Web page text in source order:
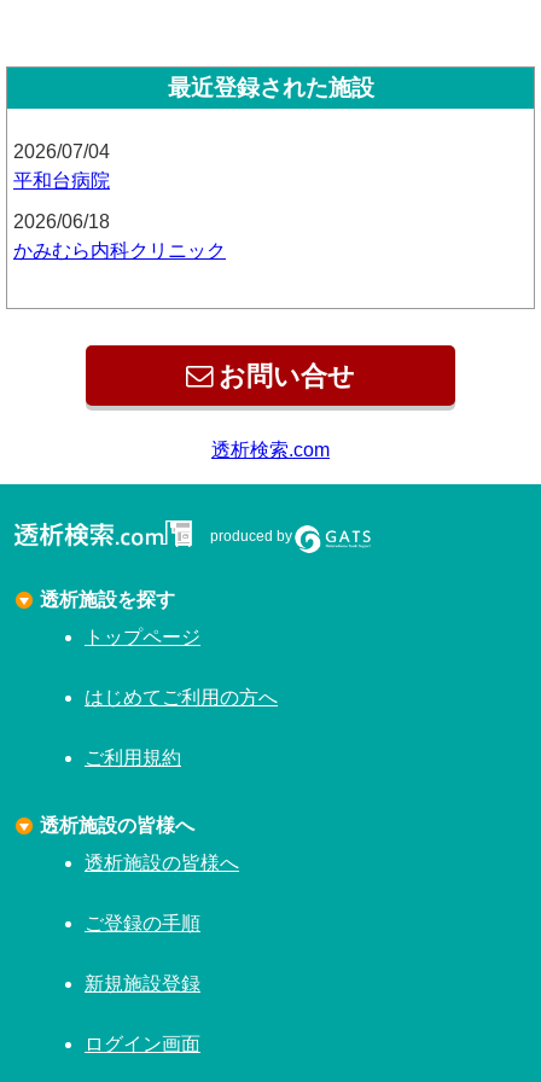
最近登録された施設
2026/07/04
平和台病院
2026/06/18
かみむら内科クリニック
お問い合せ
produced by
透析施設を探す
トップページ
はじめてご利用の方へ
ご利用規約
透析施設の皆様へ
透析施設の皆様へ
ご登録の手順
新規施設登録
ログイン画面